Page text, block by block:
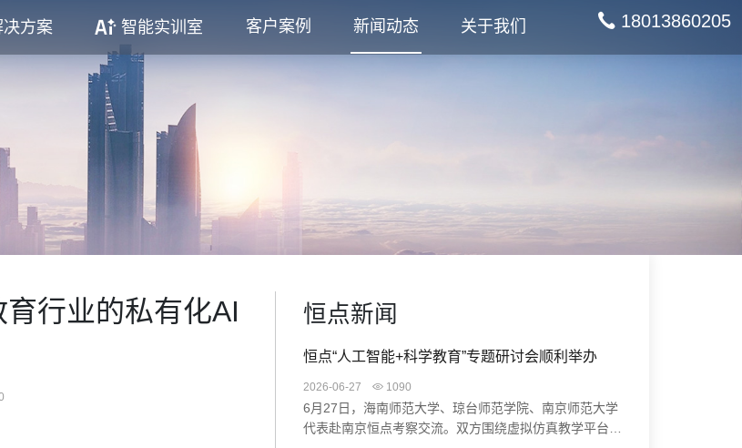
方案 智能实训室 客户案例 新闻动态 关于我们 18013860205
育行业的私有化AI
恒点新闻
恒点“人工智能+科学教育”专题研讨会顺利举办
2026-06-27 1090
6月27日，海南师范大学、琼台师范学院、南京师范大学
代表赴南京恒点考察交流。双方围绕虚拟仿真教学平台、